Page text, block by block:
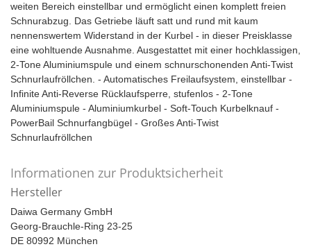
weiten Bereich einstellbar und ermöglicht einen komplett freien
Schnurabzug. Das Getriebe läuft satt und rund mit kaum
nennenswertem Widerstand in der Kurbel - in dieser Preisklasse
eine wohltuende Ausnahme. Ausgestattet mit einer hochklassigen,
2-Tone Aluminiumspule und einem schnurschonenden Anti-Twist
Schnurlaufröllchen. - Automatisches Freilaufsystem, einstellbar -
Infinite Anti-Reverse Rücklaufsperre, stufenlos - 2-Tone
Aluminiumspule - Aluminiumkurbel - Soft-Touch Kurbelknauf -
PowerBail Schnurfangbügel - Großes Anti-Twist
Schnurlaufröllchen
Informationen zur Produktsicherheit
Hersteller
Daiwa Germany GmbH
Georg-Brauchle-Ring 23-25
DE 80992 München